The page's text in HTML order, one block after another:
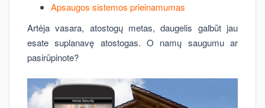
Apsaugos sistemos prieinamumas
Artėja vasara, atostogų metas, daugelis galbūt jau
esate suplanavę atostogas. O namų saugumu ar
pasirūpinote?